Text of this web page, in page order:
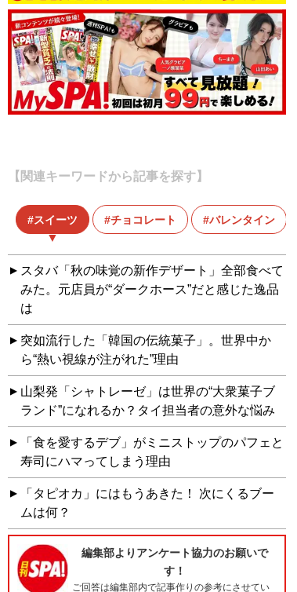
【関連キーワードから記事を探す】
スイーツ チョコレート バレンタイン
スタバ「秋の味覚の新作デザート」全部食べて
みた。元店員が“ダークホース”だと感じた逸品
は
突如流行した「韓国の伝統菓子」。世界中か
ら“熱い視線が注がれた”理由
山梨発「シャトレーゼ」は世界の“大衆菓子ブ
ランド”になれるか？タイ担当者の意外な悩み
「食を愛するデブ」がミニストップのパフェと
寿司にハマってしまう理由
「タピオカ」にはもうあきた！ 次にくるブー
ムは何？